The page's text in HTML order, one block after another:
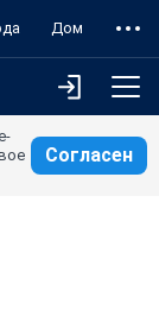
Дом
Согласен